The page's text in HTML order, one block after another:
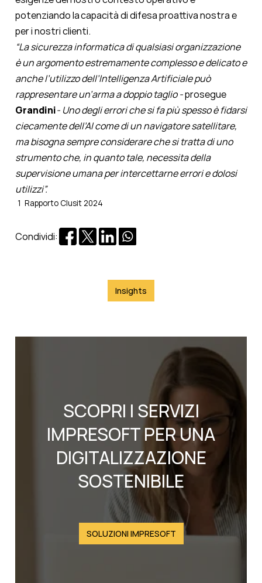
potenziando la capacità di difesa proattiva nostra e
per i nostri clienti.
“La sicurezza informatica di qualsiasi organizzazione
è un argomento estremamente complesso e delicato e
anche l’utilizzo dell’Intelligenza Artificiale può
rappresentare un’arma a doppio taglio -prosegue
Grandini- Uno degli errori che si fa più spesso è fidarsi
ciecamente dell’AI come di un navigatore satellitare,
ma bisogna sempre considerare che si tratta di uno
strumento che, in quanto tale, necessita della
supervisione umana per intercettarne errori e dolosi
utilizzi”.
1 Rapporto Clusit 2024
Condividi:
Insights
SCOPRI I SERVIZI
IMPRESOFT PER UNA
DIGITALIZZAZIONE
SOSTENIBILE
SOLUZIONI IMPRESOFT